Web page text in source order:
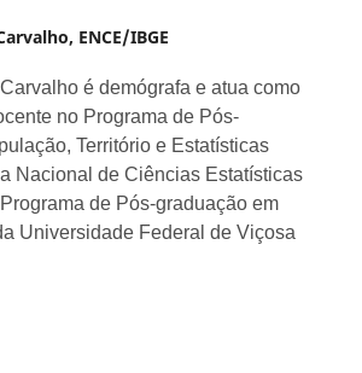
ENCE/IBGE
é demógrafa e atua como
no Programa de Pós-
Território e Estatísticas
Nacional de Ciências Estatísticas
de Pós-graduação em
Universidade Federal de Viçosa